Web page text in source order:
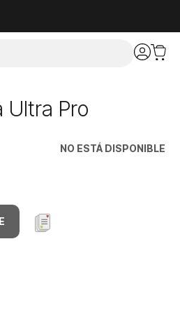
Ultra Pro
NO ESTÁ DISPONIBLE